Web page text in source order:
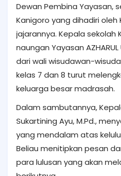
Dewan Pembina Yayasan,
Kanigoro yang dihadiri
jajarannya. Kepala sekolah
naungan Yayasan
dari wali wisudawan-
kelas 7 dan 8 turut
keluarga besar madrasah.
Dalam sambutannya,
Sukartining Ayu, M.Pd.,
yang mendalam atas
Beliau menitipkan pesan
para lulusan yang akan